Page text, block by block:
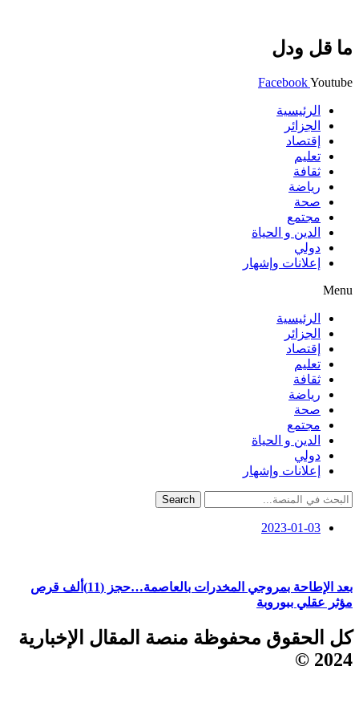
ما قل ودل
FacebookYoutube
الرئيسية
الجزائر
إقتصاد
تعليم
ثقافة
رياضة
صحة
مجتمع
الدين و الحياة
دولي
إعلانات وإشهار
Menu
الرئيسية
الجزائر
إقتصاد
تعليم
ثقافة
رياضة
صحة
مجتمع
الدين و الحياة
دولي
إعلانات وإشهار
Search
2023-01-03
بعد الإطاحة بمروجي المخدرات بالعاصمة…حجز (11)ألف قرص
مؤثر عقلي ببوروبة
كل الحقوق محفوظة منصة المقال الإخبارية
2024 ©